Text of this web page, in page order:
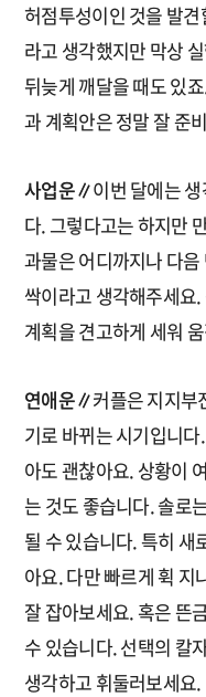
허점투성이인 것을 발
라고 생각했지만 막상
뒤늦게 깨달을 때도 있
과 계획안은 정말 잘 준
사업운∥이번 달에는
다. 그렇다고는 하지만
과물은 어디까지나 다
싹이라고 생각해주세요
계획을 견고하게 세워
연애운∥커플은 지지부
기로 바뀌는 시기입니
아도 괜찮아요. 상황이
는 것도 좋습니다. 솔로
될 수 있습니다. 특히 새
아요. 다만 빠르게 휙 지
잘 잡아보세요. 혹은 뜬
수 있습니다. 선택의 칼
생각하고 휘둘러보세요.